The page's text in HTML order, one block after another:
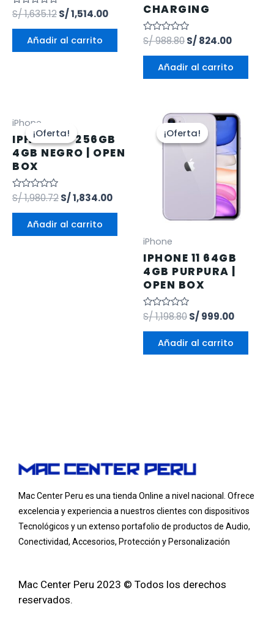
Valorado
en
0
S/1,635.12S/1,514.00
Añadir al carrito
CHARGING
Valorado
en
0
S/988.80S/824.00
Añadir al carrito
¡Oferta!
¡Oferta!
iPhone
IPHONE 13 256GB
4GB NEGRO | OPEN
BOX
Valorado
en
0
S/1,980.72S/1,834.00
Añadir al carrito
¡Oferta!
¡Oferta!
iPhone
IPHONE 11 64GB
4GB PURPURA |
OPEN BOX
Valorado
en
0
S/1,198.80S/999.00
Añadir al carrito
Mac Center Peru es una tienda Online a nivel nacional
. Ofrece
excelencia y experiencia a nuestros clientes con dispositivos
Tecnológicos y un extenso portafolio de productos de Audio,
Conectividad, Accesorios, Protección y Personalización
Mac Center Peru 2023 © Todos los derechos
reservados.